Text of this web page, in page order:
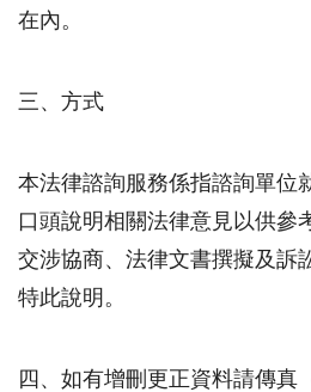
在內。
三、方式
本法律諮詢服務係指諮詢單位
口頭說明相關法律意見以供參
交涉協商、法律文書撰擬及訴
特此說明。
四、如有增刪更正資料請傳真